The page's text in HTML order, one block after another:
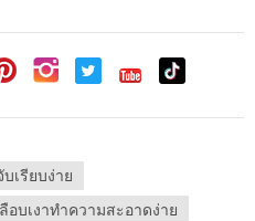
เรียบง่าย
อบเงาทำความสะอาดง่าย